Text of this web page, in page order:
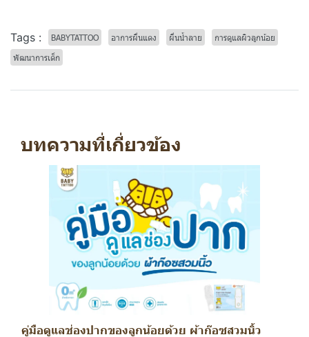
Tags : BABYTATTOO อาการผื่นแดง ผื่นน้ำลาย
การดูแลผิวลูกน้อย
พัฒนาการเด็ก
บทความที่เกี่ยวข้อง
คู่มือดูแลช่องปากของลูกน้อยด้วย ผ้าก๊อซสวมนิ้ว